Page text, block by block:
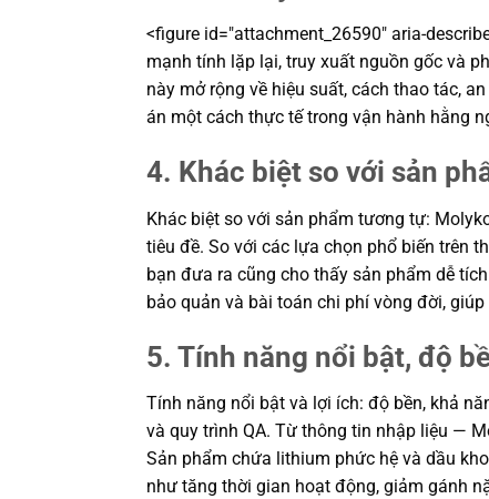
<figure id="attachment_26590" aria-
mạnh tính lặp lại, truy xuất nguồn gốc và
này mở rộng về hiệu suất, cách thao tác,
án một cách thực tế trong vận hành hằng
4. Khác biệt so với sản
Khác biệt so với sản phẩm tương tự:
tiêu đề. So với các lựa chọn phổ biến trên
bạn đưa ra cũng cho thấy sản phẩm dễ
bảo quản và bài toán chi phí vòng đời,
5. Tính năng nổi bật, độ
Tính năng nổi bật và lợi ích: độ bền, khả
và quy trình QA. Từ thông tin nhập liệu —
Sản phẩm chứa lithium phức hệ và dầu
như tăng thời gian hoạt động, giảm gánh